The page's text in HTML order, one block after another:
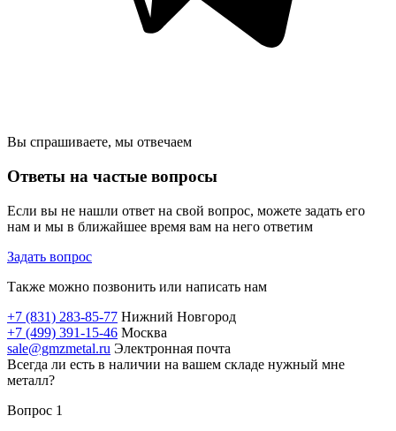
Вы спрашиваете, мы отвечаем
Ответы на частые вопросы
Если вы не нашли ответ на свой вопрос, можете задать его
нам и мы в ближайшее время вам на него ответим
Задать вопрос
Также можно позвонить или написать нам
+7 (831) 283-85-77 Нижний Новгород
+7 (499) 391-15-46 Москва
sale@gmzmetal.ru Электронная почта
Всегда ли есть в наличии на вашем складе нужный мне
металл?
Вопрос 1